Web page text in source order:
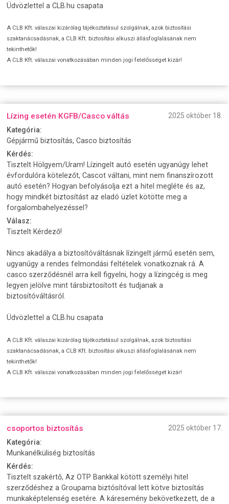
Üdvözlettel a CLB.hu csapata
A CLB Kft. válaszai kizárólag tájékoztatásul szolgálnak, azok biztosítási
szaktanácsadásnak, a CLB Kft. biztosítási alkuszi állásfoglalásának nem
tekinthetők!
A CLB Kft. válaszai vonatkozásában minden jogi felelősséget kizár!
Lízing esetén KGFB/Casco váltás
2025 október 18.
Kategória:
Gépjármű biztosítás, Casco biztosítás
Kérdés:
Tisztelt Hölgyem/Uram! Lízingelt autó esetén ugyanúgy lehet
évfordulóra kötelezőt, Cascot váltani, mint nem finanszírozott
autó esetén? Hogyan befolyásolja ezt a hitel megléte és az,
hogy mindkét biztosítást az eladó üzlet kötötte meg a
forgalombahelyezéssel?
Válasz:
Tisztelt Kérdező!
Nincs akadálya a biztosítóváltásnak lízingelt jármű esetén sem,
ugyanúgy a rendes felmondási feltételek vonatkoznak rá. A
casco szerződésnél arra kell figyelni, hogy a lízingcég is meg
legyen jelölve mint társbiztosított és tudjanak a
biztosítóváltásról.
Üdvözlettel a CLB.hu csapata
A CLB Kft. válaszai kizárólag tájékoztatásul szolgálnak, azok biztosítási
szaktanácsadásnak, a CLB Kft. biztosítási alkuszi állásfoglalásának nem
tekinthetők!
A CLB Kft. válaszai vonatkozásában minden jogi felelősséget kizár!
csoportos biztosítás
2025 október 17.
Kategória:
Munkanélküliség biztosítás
Kérdés:
Tisztelt szakértő, Az OTP Bankkal kötött személyi hitel
szerződéshez a Groupama biztósítóval lett kötve biztosítás
munkaképtelenség esetére. A káresemény bekövetkezett, de a